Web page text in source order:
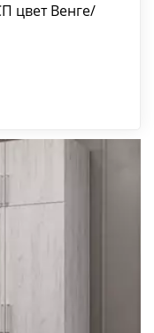
цвет Венге/